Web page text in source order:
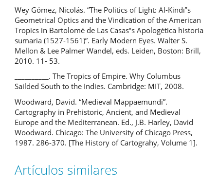
Wey Gómez, Nicolás. “The Politics of Light: Al-Kindī‟s
Geometrical Optics and the Vindication of the American
Tropics in Bartolomé de Las Casas‟s Apologética historia
sumaria (1527-1561)”. Early Modern Eyes. Walter S.
Mellon & Lee Palmer Wandel, eds. Leiden, Boston: Brill,
2010. 11- 53.
__________. The Tropics of Empire. Why Columbus
Sailded South to the Indies. Cambridge: MIT, 2008.
Woodward, David. “Medieval Mappaemundi”.
Cartography in Prehistoric, Ancient, and Medieval
Europe and the Mediterranean. Ed., J.B. Harley, David
Woodward. Chicago: The University of Chicago Press,
1987. 286-370. [The History of Cartograhy, Volume 1].
Artículos similares